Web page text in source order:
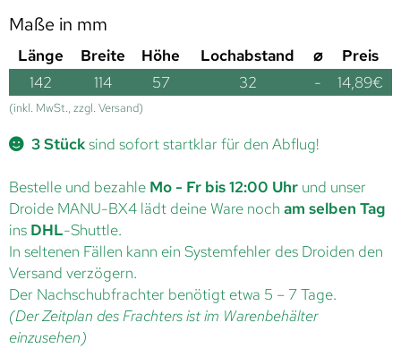
Maße in mm
Länge Breite Höhe Lochabstand ⌀
Preis
142
114 57 32 - 14,89€
(inkl. MwSt., zzgl. Versand)
3 Stücksind sofort startklar für den Abflug!
Bestelle und bezahle Mo - Fr bis 12:00 Uhr und unser
Droide MANU-BX4 lädt deine Ware noch am selben Tag
ins DHL-Shuttle.
In seltenen Fällen kann ein Systemfehler des Droiden den
Versand verzögern.
Der Nachschubfrachter benötigt etwa 5 – 7 Tage.
(Der Zeitplan des Frachters ist im Warenbehälter
einzusehen)